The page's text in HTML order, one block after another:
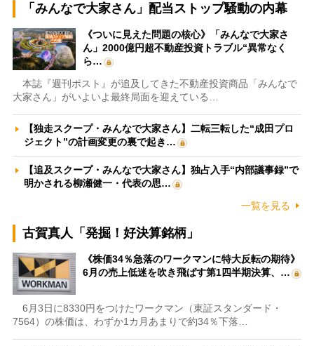
「みんなで大家さん」配当ストップ騒動の内幕
《ついに見えた問題の核心》「みんなで大家さ
ん」2000億円超不動産投資トラブル“異常なく
ら…
本誌『週刊ポスト』が追及してきた不動産投資商品「みんなで
大家さん」がいよいよ最終局面を迎えている…
【独走スクープ・みんなで大家さん】二転三転した“成田プロ
ジェクト”の計画変更の裏で起き…
【追及スクープ・みんなで大家さん】独占入手“内部議事録”で
明かされる柳瀬健一・代表の思…
一覧を見る
古賀真人「発掘！好決算銘柄」
《株価34％急落のワークマンに特大反転の期待》
6月の売上低迷を吹き飛ばす第1四半期決算、…
6月3日に8330円をつけたワークマン（東証スタンダード・
7564）の株価は、わずか1カ月あまりで約34％下落…